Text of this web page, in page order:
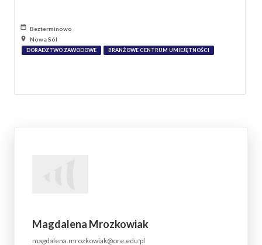
Bezterminowo
Nowa Sól
DORADZTWO ZAWODOWE BRANŻOWE CENTRUM UMIEJĘTNOŚCI
Magdalena Mrozkowiak
magdalena.mrozkowiak@ore.edu.pl